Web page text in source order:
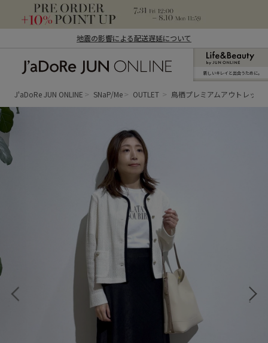
地震の影響による配送遅延について
ン オンライン）
新しいキレイと出合うために。
J'aDoRe JUN ONLINE SNaP/Me OUTLET 鳥栖プレミアムアウトレット